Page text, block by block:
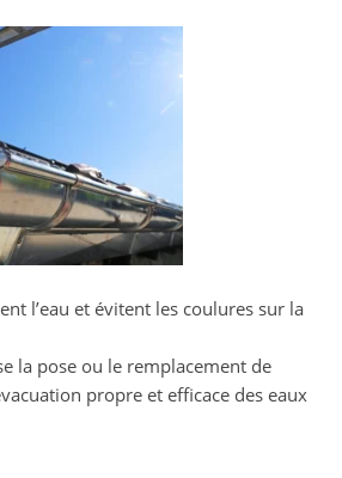
l’eau et évitent les coulures sur la
la pose ou le remplacement de
propre et efficace des eaux